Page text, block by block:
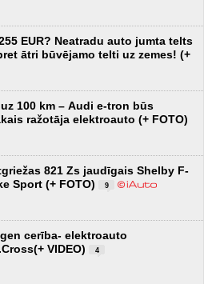
EUR? Neatradu auto jumta telts
ātri būvējamo telti uz zemes! (+
100 km – Audi e-tron būs
ražotāja elektroauto (+ FOTO)
821 Zs jaudīgais Shelby F-
Sport (+ FOTO)
9
cerība- elektroauto
VIDEO)
4